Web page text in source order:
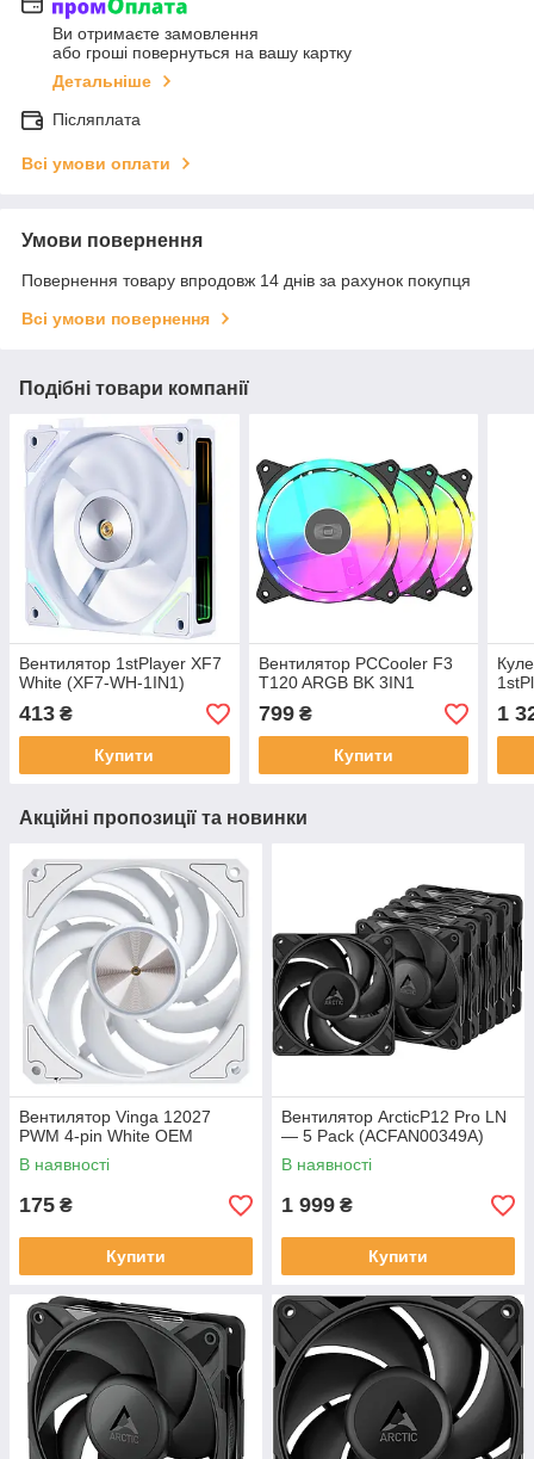
Ви отримаєте замовлення
або гроші повернуться на вашу картку
Детальніше
Післяплата
Всі умови оплати
Умови повернення
Повернення товару впродовж 14 днів за рахунок покупця
Всі умови повернення
Подібні товари компанії
Вентилятор 1stPlayer XF7
White (XF7-WH-1IN1)
413 ₴
Купити
Вентилятор PCCooler F3
T120 ARGB BK 3IN1
799₴
Купити
1
Акційні пропозиції та новинки
Вентилятор Vinga 12027
PWM 4-pin White ОЕМ
В наявності
175 ₴
Купити
Вентилятор ArcticP12 Pro LN
— 5 Pack (ACFAN00349A)
В наявності
1 999 ₴
Купити